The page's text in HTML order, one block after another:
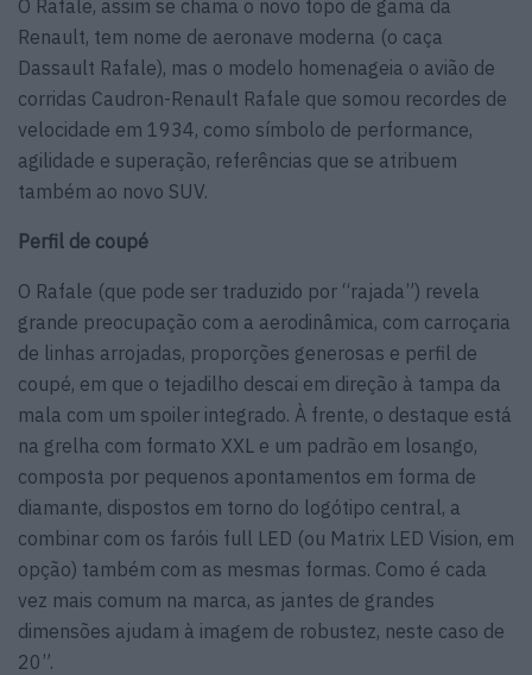
O Rafale, assim se chama o novo topo de gama da
Renault, tem nome de aeronave moderna (o caça
Dassault Rafale), mas o modelo homenageia o avião de
corridas Caudron-Renault Rafale que somou recordes de
velocidade em 1934, como símbolo de performance,
agilidade e superação, referências que se atribuem
também ao novo SUV.
Perfil de coupé
O Rafale (que pode ser traduzido por “rajada”) revela
grande preocupação com a aerodinâmica, com carroçaria
de linhas arrojadas, proporções generosas e perfil de
coupé, em que o tejadilho descai em direção à tampa da
mala com um spoiler integrado. À frente, o destaque está
na grelha com formato XXL e um padrão em losango,
composta por pequenos apontamentos em forma de
diamante, dispostos em torno do logótipo central, a
combinar com os faróis full LED (ou Matrix LED Vision, em
opção) também com as mesmas formas. Como é cada
vez mais comum na marca, as jantes de grandes
dimensões ajudam à imagem de robustez, neste caso de
20”.